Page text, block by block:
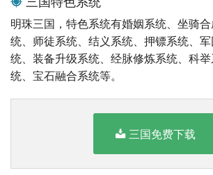
明珠三国，特色系统有婚姻系统、坐骑
统、师徒系统、结义系统、押镖系统、
统、装备升级系统、经脉修炼系统、科
统、宝石融合系统等。
三国免费下载